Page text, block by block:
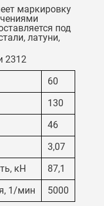
маркировку
под
латуни,
2312
60
130
46
3,07
кН
87,1
1/мин
5000